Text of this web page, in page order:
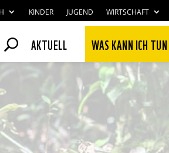
KINDER JUGEND WIRTSCHAFT
AKTUELL WAS KANN ICH TUN